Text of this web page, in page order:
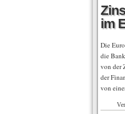
im
Die
die
von der
der
von